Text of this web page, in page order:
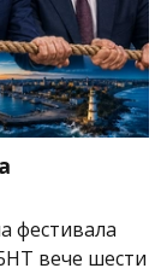
фестивала
вече шести